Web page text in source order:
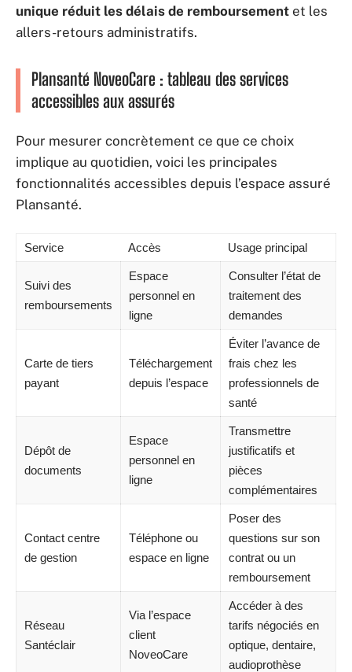
unique réduit les délais de remboursement et les
allers-retours administratifs.
Plansanté NoveoCare : tableau des services
accessibles aux assurés
Pour mesurer concrètement ce que ce choix
implique au quotidien, voici les principales
fonctionnalités accessibles depuis l’espace assuré
Plansanté.
Service Accès Usage principal
Suivi des
remboursements
Espace
personnel en
ligne
Consulter l’état de
traitement des
demandes
Carte de tiers
payant
Téléchargement
depuis l’espace
Éviter l’avance de
frais chez les
professionnels de
santé
Dépôt de
documents
Espace
personnel en
ligne
Transmettre
justificatifs et
pièces
complémentaires
Contact centre
de gestion
Téléphone ou
espace en ligne
Poser des
questions sur son
contrat ou un
remboursement
Réseau
Santéclair
Via l’espace
client
NoveoCare
Accéder à des
tarifs négociés en
optique, dentaire,
audioprothèse